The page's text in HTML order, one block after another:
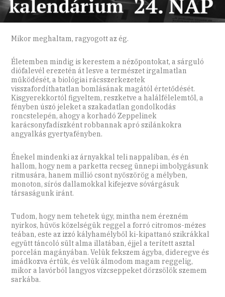
Mikor meghaltam, ragyogott az ég.
Életemben mindig is kerestem a nézőpontokat, a sárguló
diófalevél erezetén át lesve a természet irgalmatlan
működését, a biológiai rácsszerkezetek
visszafordíthatatlan bomlásának magától értetődését.
Kisgyerekkortól figyeltem, reszketve a halálfélelemtől, a
fényben úszó jeleket a szakadatlan gondolkodás
roncstelepén, ahogy a korhadó Zeppelinek
karácsonyfadíszként robbannak apró szilánkokra
angyalkás gyertyafényben.
Énekel mindenki az árnyakkal teli nappaliban, és én
hallom, hogy nem a parketta recseg ünnepi imbolygásunk
ritmusára, hanem millió csont nyöszörög a mélyben,
monoton, sírós dallamokkal kifejezve sóvárgásuk
társaságunk iránt.
Tudom, hogy nem tehetek úgy, mintha nem érezném
nyirkos, hűvös közelségük reggel a forró citromos-mézes
teában, este az izzó kályhamélyből ki-kipattanó szikrákkal
együtt táncoló sült alma illatában, éjjel a terített asztal
porcelán magányában. Velük fekszem ágyba, dideregve és
imádkozva értük, és velük álmodom magam reggelig,
mikor a lavórból langyos vízcseppeket dörzsölök szemem
sarkába.